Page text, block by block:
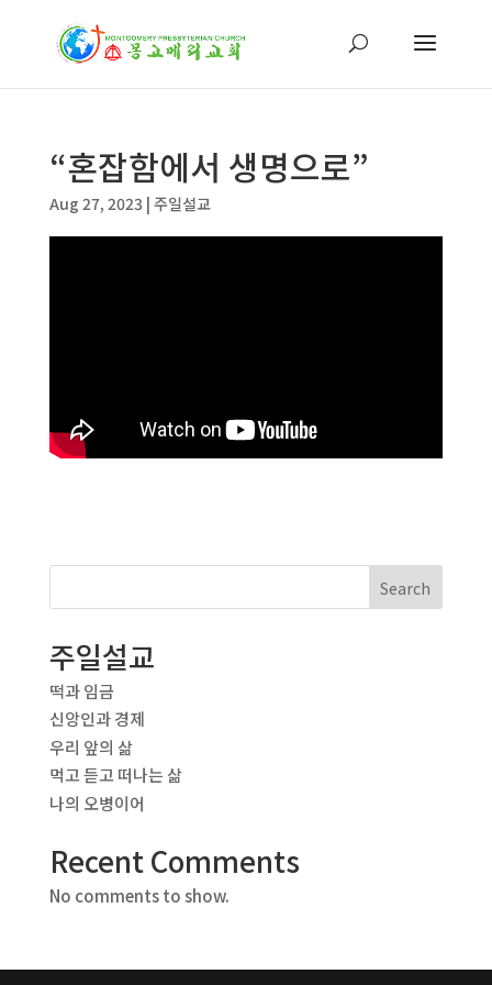
“혼잡함에서 생명으로”
Aug 27, 2023| 주일설교
Search
주일설교
떡과 임금
신앙인과 경제
우리 앞의 삶
먹고 듣고 떠나는 삶
나의 오병이어
Recent Comments
No comments to show.